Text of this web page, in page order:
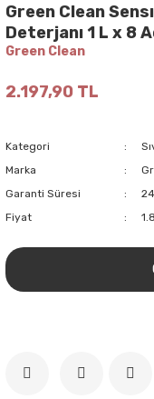
Green Clean
Deterjanı 1 L x 8
Green Clean
2.197,90 TL
Kategori
Marka
Garanti Süresi
Fiyat